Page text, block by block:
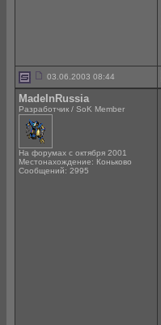
03.06.2003 08:44
MadeInRussia
Разработчик / SoK Member
На форумах с октября 2001
Местонахождение: Коньково
Сообщений: 2995